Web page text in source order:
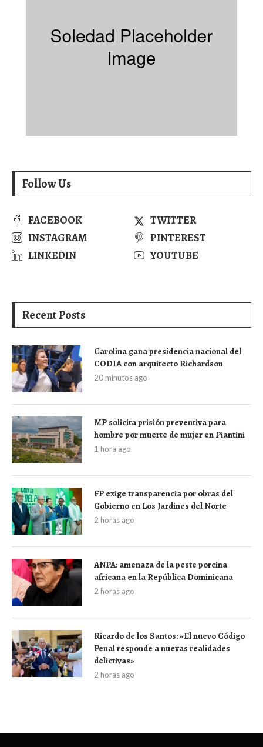
Follow Us
FACEBOOK
TWITTER
INSTAGRAM
PINTEREST
LINKEDIN
YOUTUBE
Recent Posts
Carolina gana presidencia nacional del
CODIA con arquitecto Richardson
20 minutos ago
MP solicita prisión preventiva para
hombre por muerte de mujer en Piantini
1 hora ago
FP exige transparencia por obras del
Gobierno en Los Jardines del Norte
2 horas ago
ANPA: amenaza de la peste porcina
africana en la República Dominicana
2 horas ago
Ricardo de los Santos: «El nuevo Código
Penal responde a nuevas realidades
delictivas»
2 horas ago